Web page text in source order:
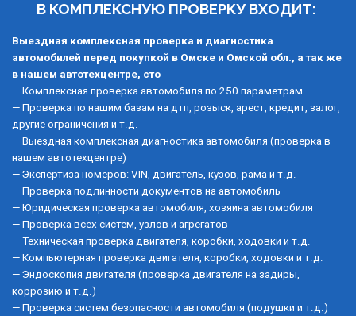
В КОМПЛЕКСНУЮ ПРОВЕРКУ ВХОДИТ:
Выездная комплексная проверка и диагностика
автомобилей перед покупкой в Омске и Омской обл., а так же
в нашем автотехцентре, сто
— Комплексная проверка автомобиля по 250 параметрам
— Проверка по нашим базам на дтп, розыск, арест, кредит, залог,
другие ограничения и т.д.
— Выездная комплексная диагностика автомобиля (проверка в
нашем автотехцентре)
— Экспертиза номеров: VIN, двигатель, кузов, рама и т.д.
— Проверка подлинности документов на автомобиль
— Юридическая проверка автомобиля, хозяина автомобиля
— Проверка всех систем, узлов и агрегатов
— Техническая проверка двигателя, коробки, ходовки и т.д.
— Компьютерная проверка двигателя, коробки, ходовки и т.д.
— Эндоскопия двигателя (проверка двигателя на задиры,
коррозию и т.д.)
— Проверка систем безопасности автомобиля (подушки и т.д.)